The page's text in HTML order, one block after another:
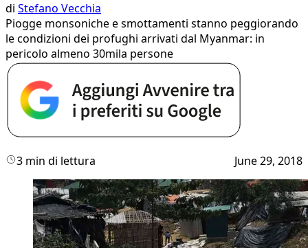
di Stefano Vecchia
Piogge monsoniche e smottamenti stanno peggiorando
le condizioni dei profughi arrivati dal Myanmar: in
pericolo almeno 30mila persone
3 min di lettura June 29, 2018